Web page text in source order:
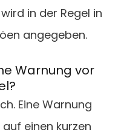
in der Regel in
angegeben.
Warnung vor
Eine Warnung
einen kurzen